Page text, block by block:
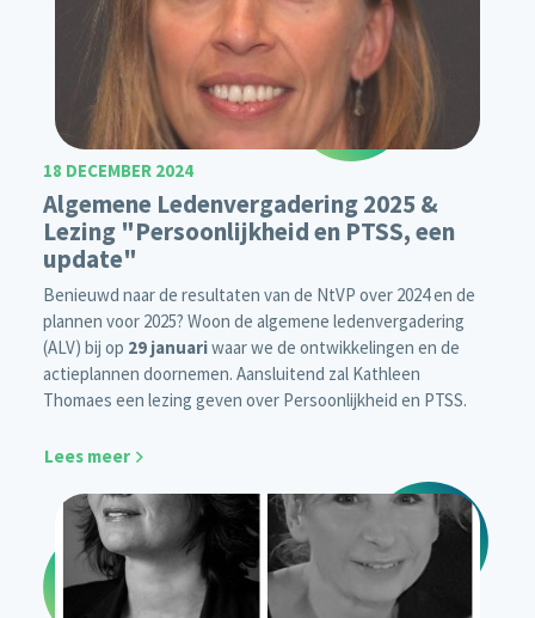
18 DECEMBER 2024
Algemene Ledenvergadering 2025 &
Lezing "Persoonlijkheid en PTSS, een
update"
Benieuwd naar de resultaten van de NtVP over 2024 en de
plannen voor 2025? Woon de algemene ledenvergadering
(ALV) bij op 29 januariwaar we de ontwikkelingen en de
actieplannen doornemen. Aansluitend zal Kathleen
Thomaes een lezing geven over Persoonlijkheid en PTSS.
Lees meer